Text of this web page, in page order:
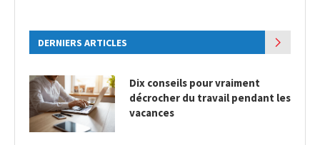
DERNIERS ARTICLES
Dix conseils pour vraiment
décrocher du travail pendant les
vacances